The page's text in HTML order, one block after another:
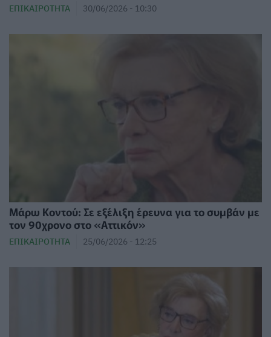
ΕΠΙΚΑΙΡΌΤΗΤΑ 30/06/2026 - 10:30
Μάρω Κοντού: Σε εξέλιξη έρευνα για το συμβάν με
τον 90χρονο στο «Αττικόν»
ΕΠΙΚΑΙΡΌΤΗΤΑ 25/06/2026 - 12:25